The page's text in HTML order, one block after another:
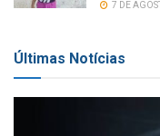
7 DE
Últimas Notícias